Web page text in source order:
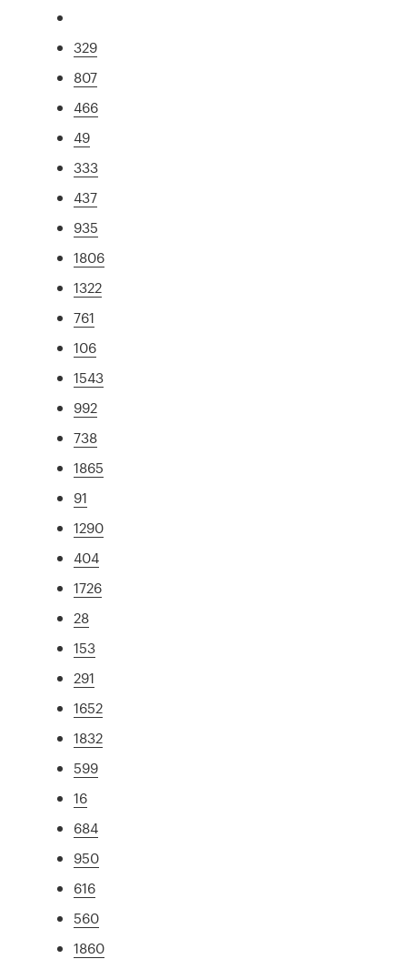
329
807
466
49
333
437
935
1806
1322
761
106
1543
992
738
1865
91
1290
404
1726
28
153
291
1652
1832
599
16
684
950
616
560
1860